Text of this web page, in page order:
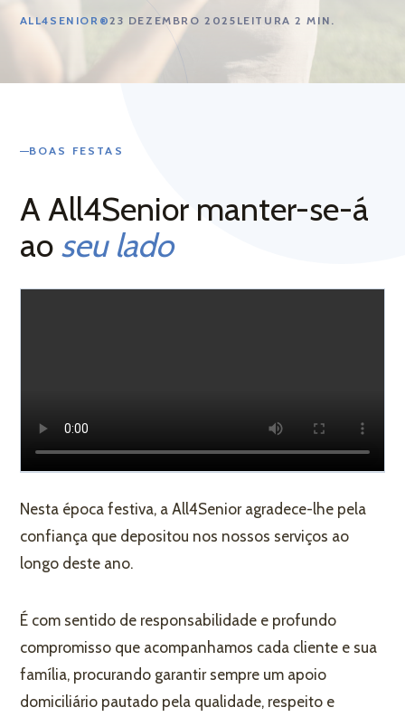
PEDIR INFORMAÇÃO
ALL4SENIOR®23 DEZEMBRO 2025 LEITURA 2 MIN.
BOAS FESTAS
A All4Senior manter-se-á
aoseu lado
Nesta época festiva, a All4Senior agradece-lhe pela
confiança que depositou nos nossos serviços ao
longo deste ano.
É com sentido de responsabilidade e profundo
compromisso que acompanhamos cada cliente e sua
família, procurando garantir sempre um apoio
domiciliário pautado pela qualidade, respeito e